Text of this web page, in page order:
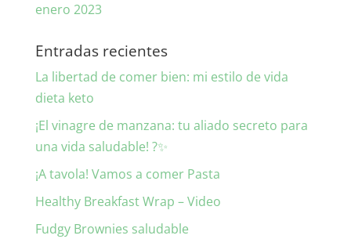
enero 2023
Entradas recientes
La libertad de comer bien: mi estilo de vida
dieta keto
¡El vinagre de manzana: tu aliado secreto para
una vida saludable! ?✨
¡A tavola! Vamos a comer Pasta
Healthy Breakfast Wrap – Video
Fudgy Brownies saludable